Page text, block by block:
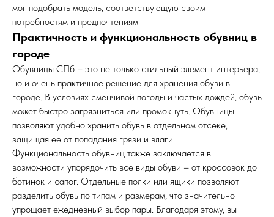
мог подобрать модель, соответствующую своим
потребностям и предпочтениям
Практичность и функциональность обувниц в
городе
Обувницы СПб – это не только стильный элемент интерьера,
но и очень практичное решение для хранения обуви в
городе. В условиях сменчивой погоды и частых дождей, обувь
может быстро загрязниться или промокнуть. Обувницы
позволяют удобно хранить обувь в отдельном отсеке,
защищая ее от попадания грязи и влаги.
Функциональность обувниц также заключается в
возможности упорядочить все виды обуви – от кроссовок до
ботинок и сапог. Отдельные полки или ящики позволяют
разделить обувь по типам и размерам, что значительно
упрощает ежедневный выбор пары. Благодаря этому, вы